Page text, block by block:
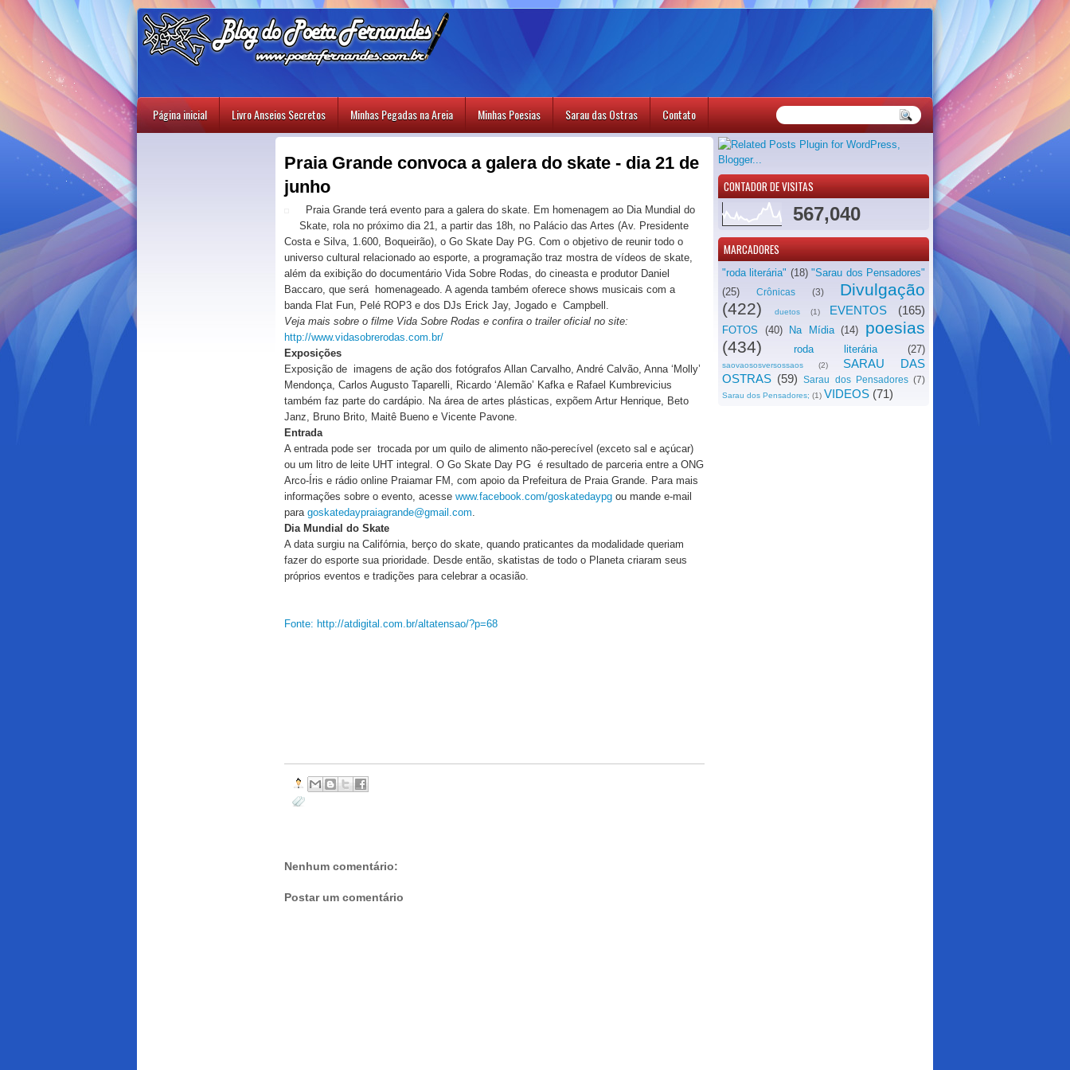
Página inicial Livro Anseios Secretos Minhas Pegadas na Areia Minhas Poesias Sarau das Ostras Contato
CONTADOR DE VISITAS
567,040
MARCADORES
"roda literária" (18) "Sarau dos Pensadores"
(25)
Crônicas (3)
Divulgação
(422)
duetos (1) EVENTOS (165)
FOTOS (40) Na Mídia (14)
poesias
(434)
roda literária (27)
saovaososversossaos (2)
SARAU DAS
OSTRAS (59) Sarau dos Pensadores (7)
Sarau dos Pensadores; (1) VIDEOS (71)
Praia Grande convoca a galera do skate - dia 21 de
junho
Praia Grande terá evento para a galera do skate. Em homenagem ao Dia Mundial do
Skate, rola no próximo dia 21, a partir das 18h, no Palácio das Artes (Av. Presidente
Costa e Silva, 1.600, Boqueirão), o Go Skate Day PG. Com o objetivo de reunir todo o
universo cultural relacionado ao esporte, a programação traz mostra de vídeos de skate,
além da exibição do documentário Vida Sobre Rodas, do cineasta e produtor Daniel
Baccaro, que será homenageado. A agenda também oferece shows musicais com a
banda Flat Fun, Pelé ROP3 e dos DJs Erick Jay, Jogado e Campbell.
Veja mais sobre o filme Vida Sobre Rodas e confira o trailer oficial no site:
http://www.vidasobrerodas.com.br/
Exposições
Exposição de imagens de ação dos fotógrafos Allan Carvalho, André Calvão, Anna ‘Molly’
Mendonça, Carlos Augusto Taparelli, Ricardo ‘Alemão’ Kafka e Rafael Kumbrevicius
também faz parte do cardápio. Na área de artes plásticas, expõem Artur Henrique, Beto
Janz, Bruno Brito, Maitê Bueno e Vicente Pavone.
Entrada
A entrada pode ser trocada por um quilo de alimento não-perecível (exceto sal e açúcar)
ou um litro de leite UHT integral. O Go Skate Day PG é resultado de parceria entre a ONG
Arco-Íris e rádio online Praiamar FM, com apoio da Prefeitura de Praia Grande. Para mais
informações sobre o evento, acesse www.facebook.com/goskatedaypg ou mande e-mail
para goskatedaypraiagrande@gmail.com
Dia Mundial do Skate
A data surgiu na Califórnia, berço do skate, quando praticantes da modalidade queriam
fazer do esporte sua prioridade. Desde então, skatistas de todo o Planeta criaram seus
próprios eventos e tradições para celebrar a ocasião.
Fonte: http://atdigital.com.br/altatensao/?p=68
Nenhum comentário:
Postar um comentário